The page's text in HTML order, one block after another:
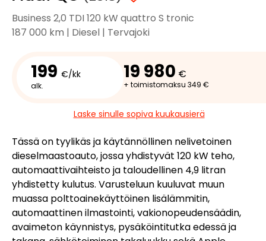
Business 2,0 TDI 120 kW quattro S tronic
187 000 km | Diesel | Tervajoki
199 €/kk
alk.
19 980 €
+ toimistomaksu 349 €
Laske sinulle sopiva kuukausierä
Tässä on tyylikäs ja käytännöllinen nelivetoinen
dieselmaastoauto, jossa yhdistyvät 120 kW teho,
automaattivaihteisto ja taloudellinen 4,9 litran
yhdistetty kulutus. Varusteluun kuuluvat muun
muassa polttoainekäyttöinen lisälämmitin,
automaattinen ilmastointi, vakionopeudensäädin,
avaimeton käynnistys, pysäköintitutka edessä ja